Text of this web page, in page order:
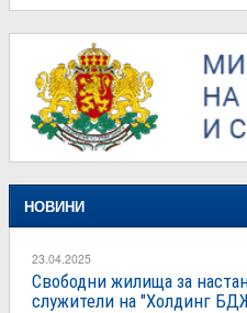
НОВИНИ
23.04.2025
Свободни жилища за
служители на "Холдинг